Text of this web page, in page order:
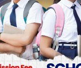
उत्पादन, बाल
कृषि, राष्ट्रिय
प्रवद्र्धनका
आयोजकले